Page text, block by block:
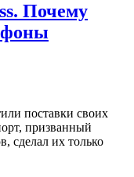
Почему
поставки своих
призванный
сделал их только